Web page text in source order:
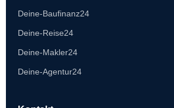
Deine-Baufinanz24
Deine-Reise24
Deine-Makler24
Deine-Agentur24